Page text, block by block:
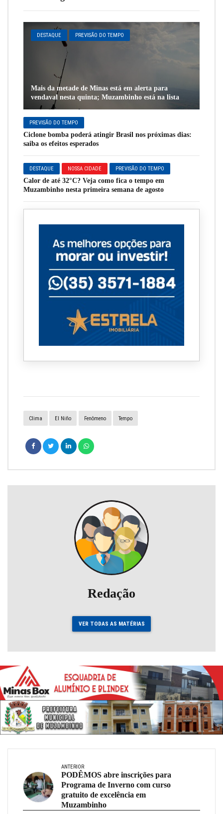
DESTAQUE PREVISÃO DO TEMPO
Mais da metade de Minas está em alerta para
vendaval nesta quinta; Muzambinho está na lista
PREVISÃO DO TEMPO
Ciclone bomba poderá atingir Brasil nos próximas dias:
saiba os efeitos esperados
DESTAQUE NOSSA CIDADE PREVISÃO DO TEMPO
Calor de até 32°C? Veja como fica o tempo em
Muzambinho nesta primeira semana de agosto
Clima El Niño Fenômeno Tempo
Redação
VER TODAS AS MATÉRIAS
ANTERIOR
PODÊMOS abre inscrições para
Programa de Inverno com curso
gratuito de excelência em
Muzambinho